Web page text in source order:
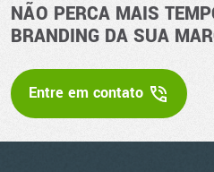
NÃO PERCA MAIS
BRANDING DA SUA
Entre em contato